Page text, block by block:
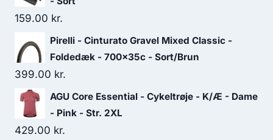
159.00 kr.
Pirelli - Cinturato Gravel Mixed Classic -
Foldedæk - 700x35c - Sort/Brun
399.00 kr.
AGU Core Essential - Cykeltrøje - K/Æ - Dame
- Pink - Str. 2XL
429.00 kr.